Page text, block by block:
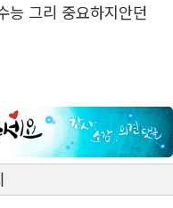
능 그리 중요하지안던